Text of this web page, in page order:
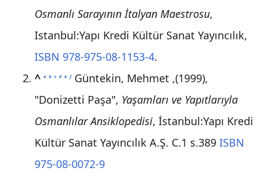
Osmanlı Sarayının İtalyan Maestrosu,
Istanbul:Yapı Kredi Kültür Sanat Yayıncılık,
ISBN 978-975-08-1153-4.
^ a b c d e f
Güntekin, Mehmet ,(1999),
"Donizetti Paşa", Yaşamları ve Yapıtlarıyla
Osmanlılar Ansiklopedisi, İstanbul:Yapı Kredi
Kültür Sanat Yayıncılık A.Ş. C.1 s.389 ISBN
975-08-0072-9